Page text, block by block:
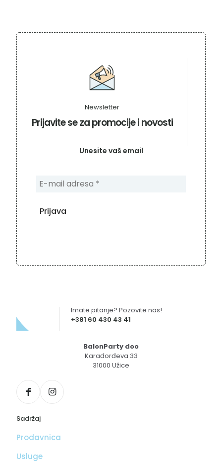
Prijavite se za promocije i novosti
Newsletter
Unesite vaš email
+381 60 430 43 41
Imate pitanje? Pozovite nas!
BalonParty doo
Karađorđeva 33
31000 Užice
Sadržaj
Prodavnica
Usluge